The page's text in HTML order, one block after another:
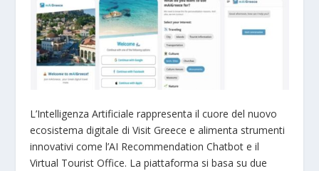
L’Intelligenza Artificiale rappresenta il cuore del nuovo
ecosistema digitale di Visit Greece e alimenta strumenti
innovativi come l’AI Recommendation Chatbot e il
Virtual Tourist Office. La piattaforma si basa su due